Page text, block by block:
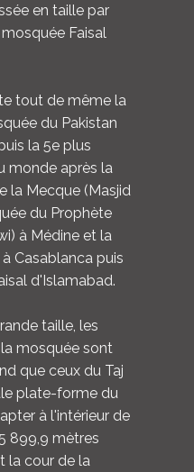
en taille par
Faisal
tout de même la
du Pakistan
la 5e plus
monde après la
la Mecque (Masjid
du Prophète
à Médine et la
Casablanca puis
d'Islamabad.
taille, les
mosquée sont
que ceux du Taj
plate-forme du
à l'intérieur de
899,9 mètres
la cour de la